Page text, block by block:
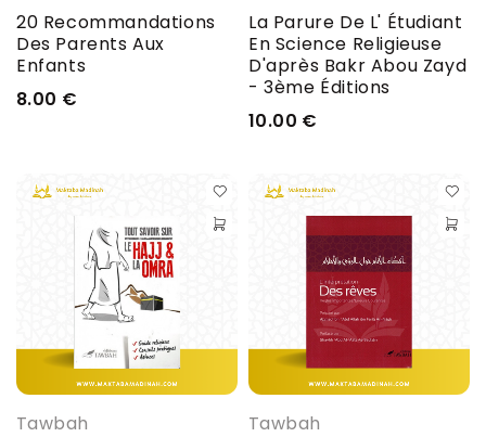
20 Recommandations
Des Parents Aux
Enfants
8.00 €
La Parure De L' Étudiant
En Science Religieuse
D'après Bakr Abou Zayd
- 3ème Éditions
10.00 €
Tawbah
Tawbah